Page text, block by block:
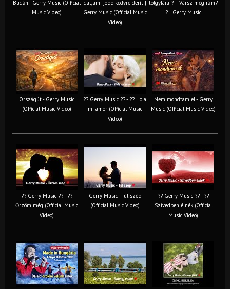
Budán - Gerry Music (Official
Music Video)
dal, ami jobb kedvre derít |
Gerry Music (Official Music
Video)
tölgyfára ?️ – Vársz még rám?
? | Gerry Music
Országút - Gerry Music
(Official Music Video)
?? Gerry Music ?? - ?? Hola
mi amor (Official Music
Video)
Nem mondtam el - Gerry
Music (Official Music Video)
?? Gerry Music ?? - ??
Őrzöm még (Official Music
Video)
Gerry Music - Túl szép
(Official Music Video)
?? Gerry Music ?? - ??
Szívedben élnék (Official
Music Video)